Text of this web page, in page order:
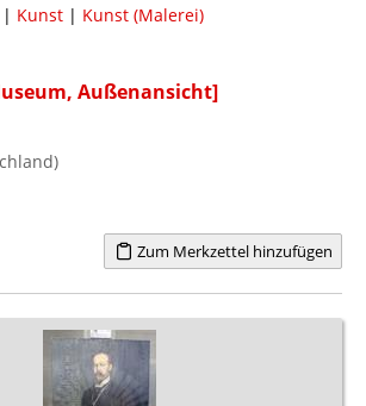
| Kunst | Kunst (Malerei)
Außenansicht]
Zum Merkzettel hinzufügen